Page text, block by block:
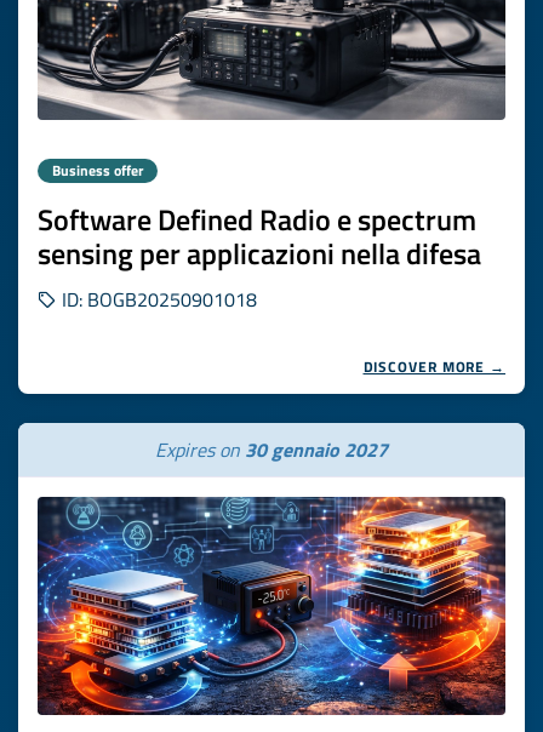
Business offer
Software Defined Radio e spectrum
sensing per applicazioni nella difesa
ID: BOGB20250901018
DISCOVER MORE →
Expires on 30 gennaio 2027